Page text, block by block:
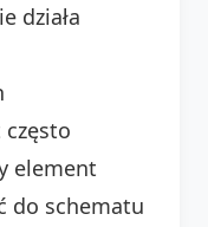
działa
element
do schematu